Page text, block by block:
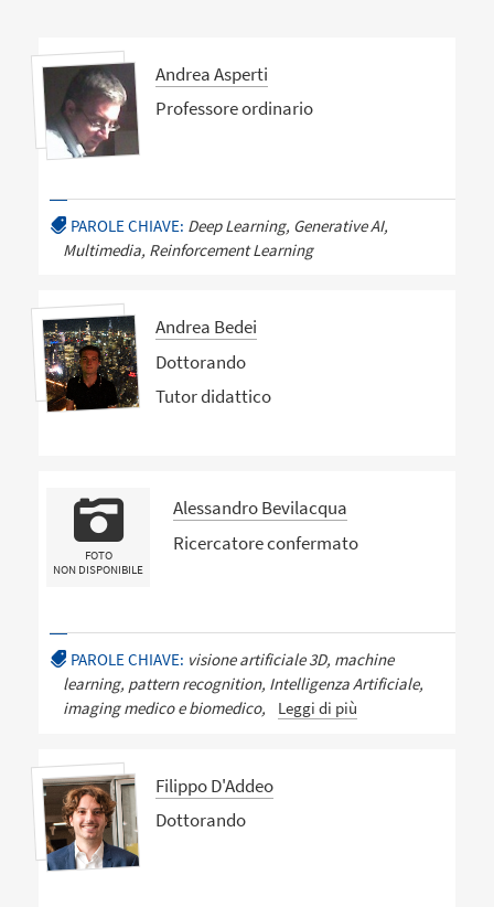
Andrea Asperti
Professore ordinario
PAROLE CHIAVE: Deep Learning, Generative AI,
Multimedia, Reinforcement Learning
Andrea Bedei
Dottorando
Tutor didattico
FOTO
NON DISPONIBILE
Alessandro Bevilacqua
Ricercatore confermato
PAROLE CHIAVE: visione artificiale 3D, machine
learning, pattern recognition, Intelligenza Artificiale,
imaging medico e biomedico,
Leggi di più
Filippo D'Addeo
Dottorando